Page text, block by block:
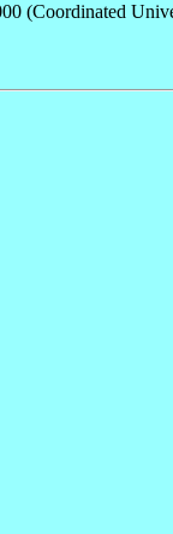
(Coordinated